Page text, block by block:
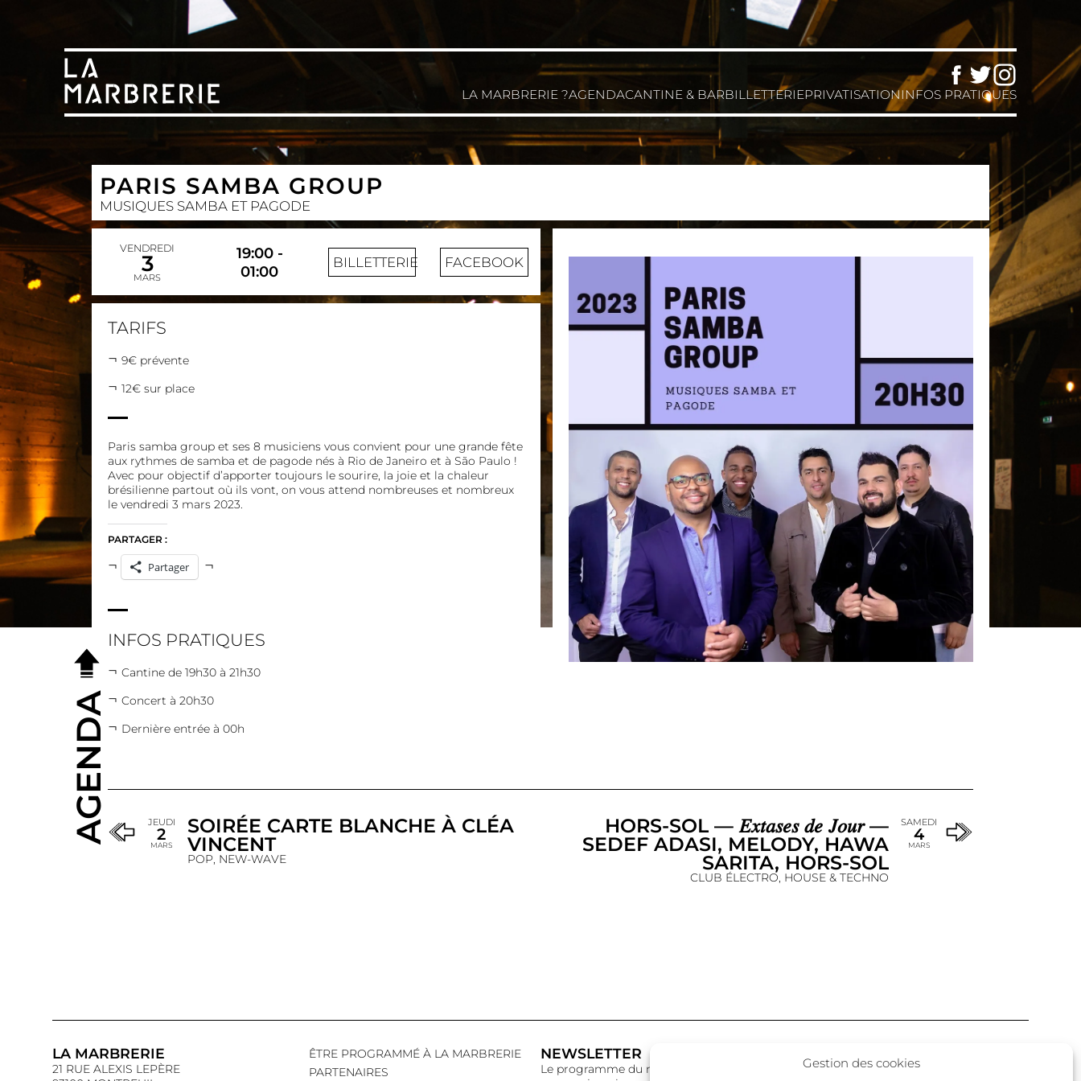
Gestion des cookies
Facebook
TwitterInstagram
LA MARBRERIE ?AGENDACANTINE & BARBILLETTERIEPRIVATISATIONINFOS PRATIQUES
PARIS SAMBA GROUP
MUSIQUES SAMBA ET PAGODE
VENDREDI
3
MARS
19:00 -
01:00
BILLETTERIE FACEBOOK
TARIFS
9€ prévente
12€ sur place
Paris samba group et ses 8 musiciens vous convient pour une grande fête
aux rythmes de samba et de pagode nés à Rio de Janeiro et à São Paulo !
Avec pour objectif d’apporter toujours le sourire, la joie et la chaleur
brésilienne partout où ils vont, on vous attend nombreuses et nombreux
le vendredi 3 mars 2023.
PARTAGER :
Partager
INFOS PRATIQUES
Cantine de 19h30 à 21h30
Concert à 20h30
Dernière entrée à 00h
JEUDI
2
MARS
SOIRÉE CARTE BLANCHE À CLÉA
VINCENT
POP, NEW-WAVE
HORS-SOL — 𝐸𝑥𝑡𝑎𝑠𝑒𝑠 𝑑𝑒 𝐽𝑜𝑢𝑟 —
SEDEF ADASI, MELODY, HAWA
SARITA, HORS-SOL
CLUB ÉLECTRO, HOUSE & TECHNO
SAMEDI
4
MARS
AGENDA
LA MARBRERIE
21 RUE ALEXIS LEPÈRE
ÊTRE PROGRAMMÉ À LA MARBRERIE
PARTENAIRES
NEWSLETTER
Le programme du mois,
Instagram